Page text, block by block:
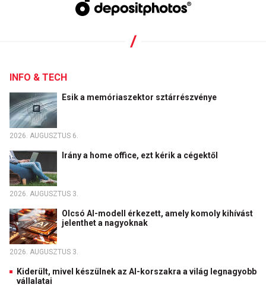
INFO & TECH
Esik a memóriaszektor sztárrészvénye
2026. AUGUSZTUS 6.
Irány a home office, ezt kérik a cégektől
2026. AUGUSZTUS 3.
Olcsó AI-modell érkezett, amely komoly kihívást
jelenthet a nagyoknak
2026. AUGUSZTUS 3.
Kiderült, mivel készülnek az AI-korszakra a világ legnagyobb
vállalatai